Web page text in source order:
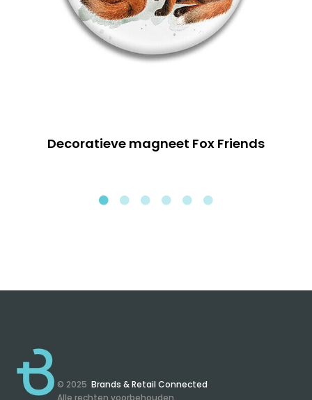
Decoratieve magneet Fox Friends
© 2025 Brands & Retail Connected
Alle rechten voorbehouden.